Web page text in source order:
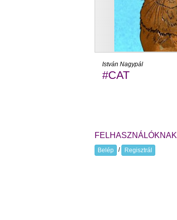
István Nagypál
#CAT
FELHASZNÁLÓKNAK
Belép / Regisztrál